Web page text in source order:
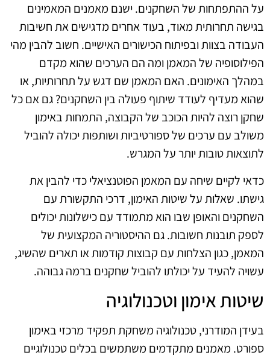
על ההתפתחות של השחקנים. ישנם מאמנים המאמינים
בגישה תחרותית מאוד, בעוד אחרים מדגישים את חשיבות
העבודה בצוות ובפיתוח הכישורים האישיים. חשוב להבין מהי
הפילוסופיה של המאמן ומה הם הערכים שהוא מקדם
במהלך האימונים. האם המאמן שם דגש על תחרותיות, או
שהוא מעדיף לעודד שיתוף פעולה בין השחקנים? גם אם כל
שחקן רוצה להיות הכוכב של הקבוצה, התמחות באימון
משולב עם ערכים של ספורטיביות ושותפות יכולה להוביל
לתוצאות טובות יותר על המגרש.
כדאי לקיים שיחה עם המאמן הפוטנציאלי כדי להבין את
גישתו. שאלות על שיטות האימון, דרכי התקשורת עם
השחקנים והאופן שבו הוא מתמודד עם כישלונות יכולים
לספק תובנות חשובות. גם ההיסטוריה המקצועית של
המאמן, כגון הצלחות עם קבוצות קודמות או תארים שהשיג,
עשויה להעיד על יכולתו להוביל שחקנים ברמה גבוהה.
שיטות אימון וטכנולוגיה
בעידן המודרני, טכנולוגיה משחקת תפקיד מרכזי באימון
ספורט. מאמנים מתקדמים משתמשים בכלים טכנולוגיים